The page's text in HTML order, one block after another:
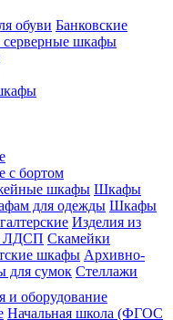
обуви Банковские
шкафы
с бортом
шкафы Шкафы
для одежды Шкафы
Изделия из
ЛДСП Скамейки
шкафы Архивно-
для сумок Стеллажи
и оборудование
Начальная школа (ФГОС